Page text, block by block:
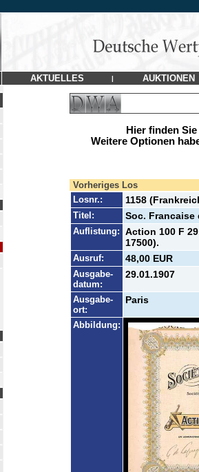
AKTUELLES | AUKTIONEN
Hier finden
Weitere Optionen
Vorheriges Los
Losnr.:
1158
Titel: Soc. Francaise
Auflistung: Action 100 F
17500).
Ausruf: 48,00 EUR
Ausgabe-
datum:
29.01.1907
Ausgabe-
ort:
Paris
Abbildung: